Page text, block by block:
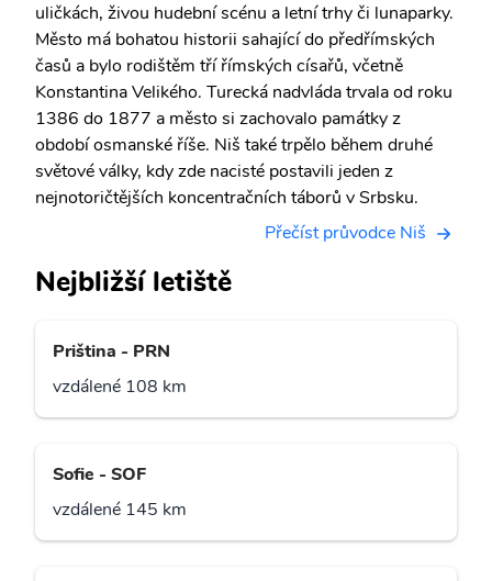
uličkách, živou hudební scénu a letní trhy či lunaparky.
Město má bohatou historii sahající do předřímských
časů a bylo rodištěm tří římských císařů, včetně
Konstantina Velikého. Turecká nadvláda trvala od roku
1386 do 1877 a město si zachovalo památky z
období osmanské říše. Niš také trpělo během druhé
světové války, kdy zde nacisté postavili jeden z
nejnotoričtějších koncentračních táborů v Srbsku.
Přečíst průvodce Niš
Nejbližší letiště
Priština - PRN
vzdálené 108 km
Sofie - SOF
vzdálené 145 km